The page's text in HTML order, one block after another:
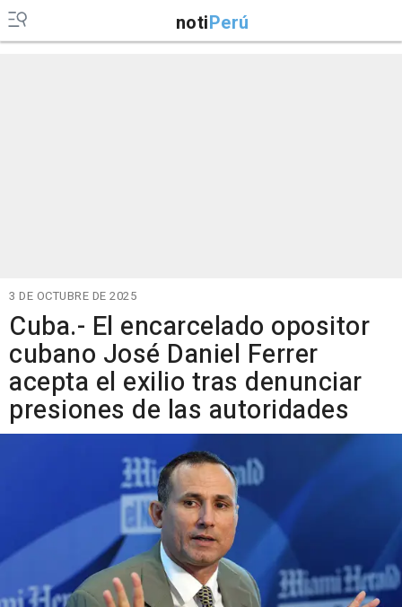
notiPerú
3 DE OCTUBRE DE 2025
Cuba.- El encarcelado opositor
cubano José Daniel Ferrer
acepta el exilio tras denunciar
presiones de las autoridades